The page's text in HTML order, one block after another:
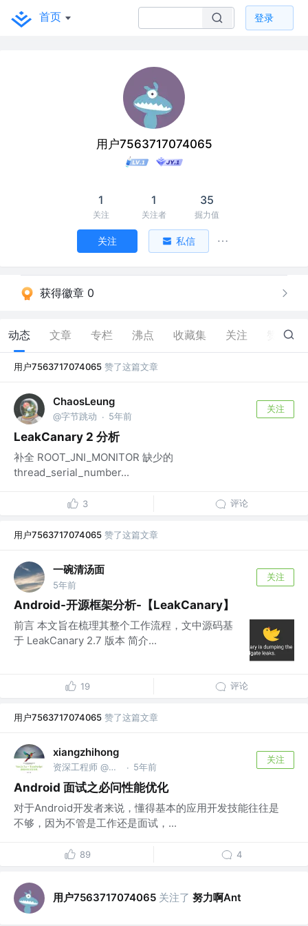
首页 登录
用户7563717074065
1
关注
1
关注者
35
掘力值
关注 私信
获得徽章 0
动态 文章 专栏 沸点 收藏集 关注 3
用户7563717074065 赞了这篇文章
ChaosLeung
@字节跳动 · 5年前
关注
LeakCanary 2 分析
补全 ROOT_JNI_MONITOR 缺少的
thread_serial_number...
3 评论
用户7563717074065 赞了这篇文章
一碗清汤面
5年前
关注
Android-开源框架分析-【LeakCanary】
前言 本文旨在梳理其整个工作流程，文中源码基
于 LeakCanary 2.7 版本 简介...
19 评论
用户7563717074065 赞了这篇文章
xiangzhihong
资深工程师 @小米 · 5年前
关注
Android 面试之必问性能优化
对于Android开发者来说，懂得基本的应用开发技能往往是
不够，因为不管是工作还是面试，...
89 4
用户7563717074065 关注了 努力啊Ant